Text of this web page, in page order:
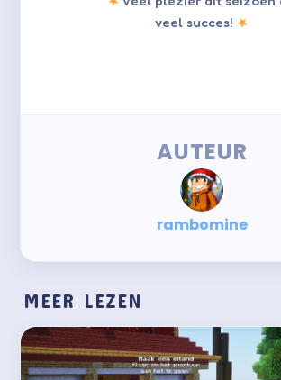
nieuw seizoen begint.
veel succes! ★
AUTEUR
rambomine
MEER LEZEN